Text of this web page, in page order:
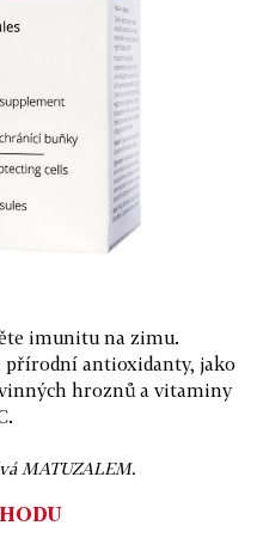
imunitu na zimu.
přírodní antioxidanty, jako
hroznů a vitaminy
MATUZALEM.